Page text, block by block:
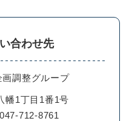
合わせ先
画調整グループ
幡1丁目1番1号
712-8761